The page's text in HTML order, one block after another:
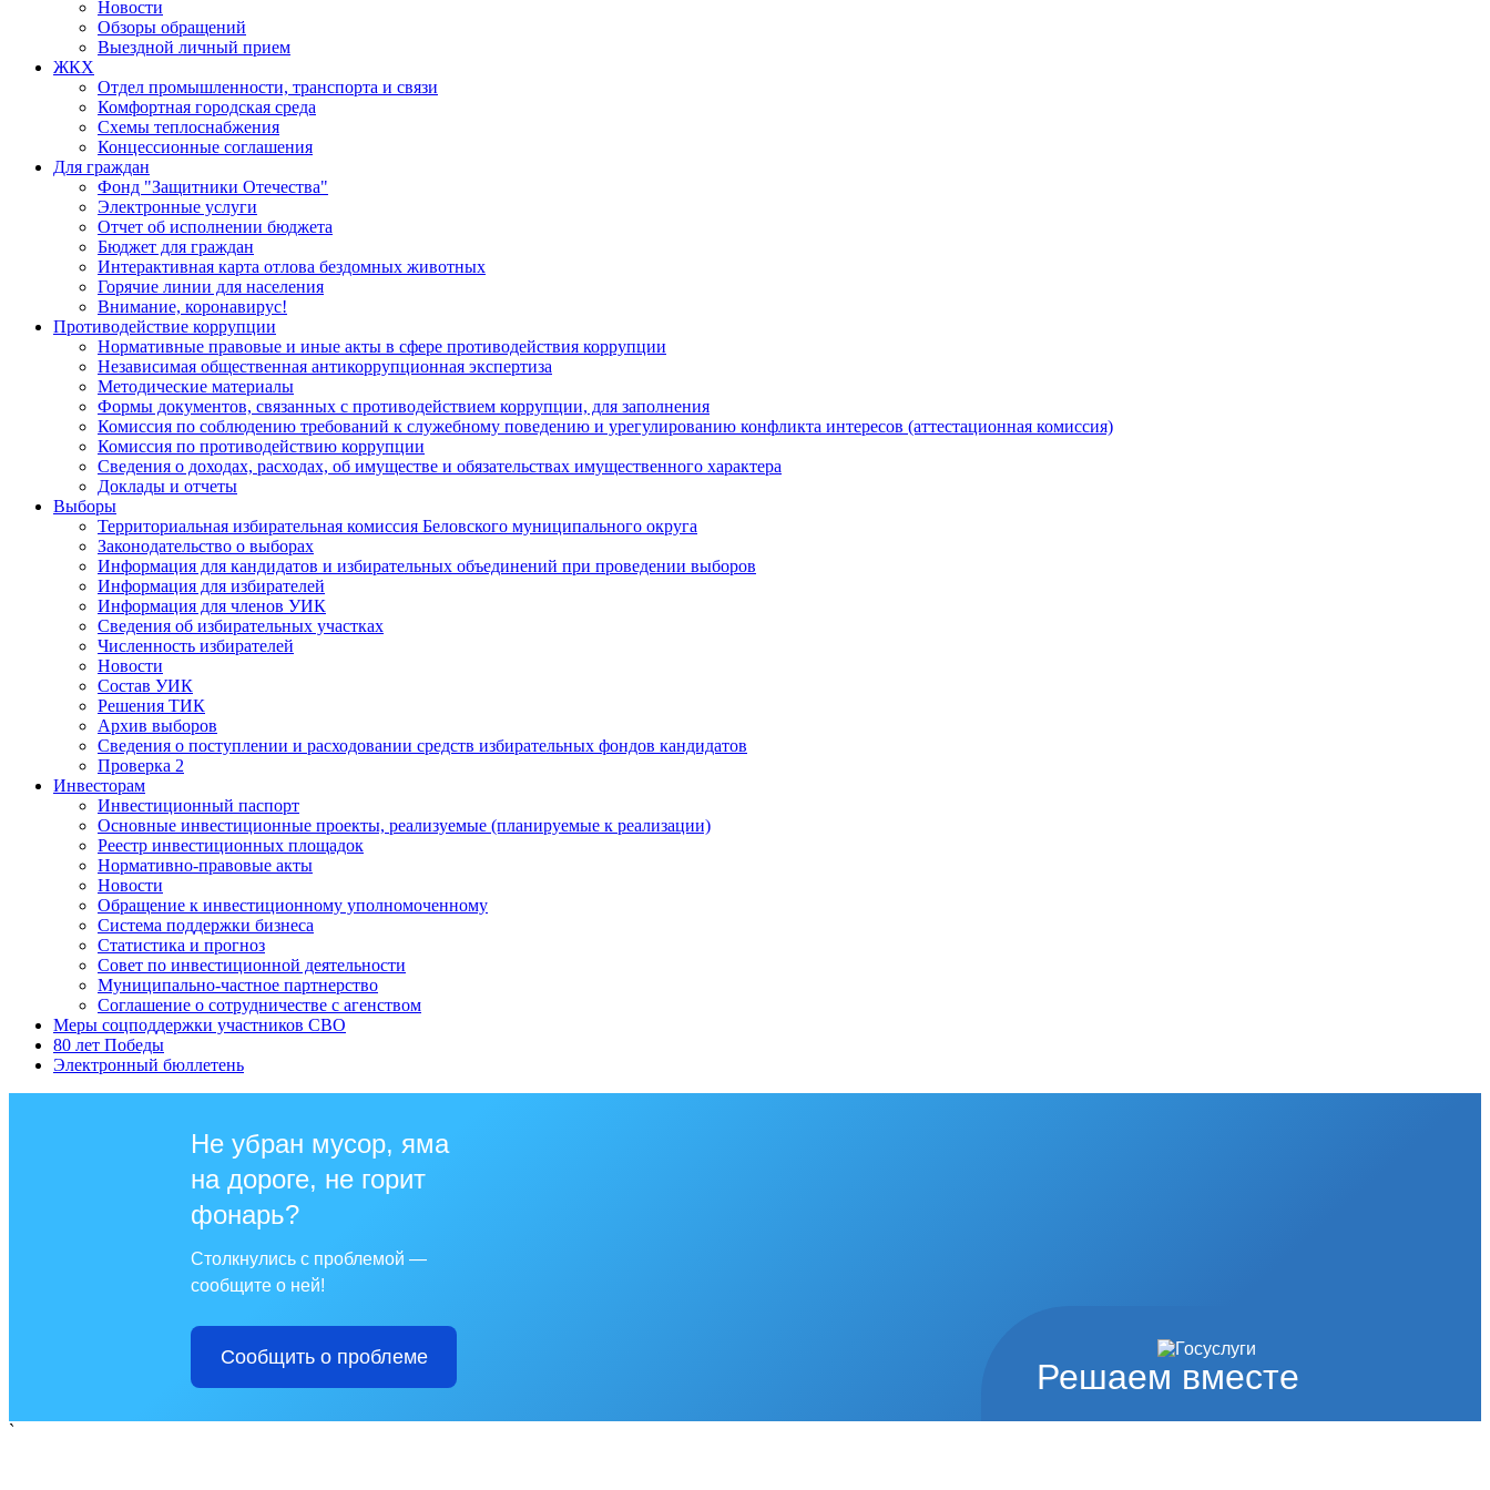
Новости
Обзоры обращений
Выездной личный прием
ЖКХ
Отдел промышленности, транспорта и связи
Комфортная городская среда
Схемы теплоснабжения
Концессионные соглашения
Для граждан
Фонд "Защитники Отечества"
Электронные услуги
Отчет об исполнении бюджета
Бюджет для граждан
Интерактивная карта отлова бездомных животных
Горячие линии для населения
Внимание, коронавирус!
Противодействие коррупции
Нормативные правовые и иные акты в сфере противодействия коррупции
Независимая общественная антикоррупционная экспертиза
Методические материалы
Формы документов, связанных с противодействием коррупции, для заполнения
Комиссия по соблюдению требований к служебному поведению и урегулированию конфликта интересов (аттестационная комиссия)
Комиссия по противодействию коррупции
Сведения о доходах, расходах, об имуществе и обязательствах имущественного характера
Доклады и отчеты
Выборы
Территориальная избирательная комиссия Беловского муниципального округа
Законодательство о выборах
Информация для кандидатов и избирательных объединений при проведении выборов
Информация для избирателей
Информация для членов УИК
Сведения об избирательных участках
Численность избирателей
Новости
Состав УИК
Решения ТИК
Архив выборов
Сведения о поступлении и расходовании средств избирательных фондов кандидатов
Проверка 2
Инвесторам
Инвестиционный паспорт
Основные инвестиционные проекты, реализуемые (планируемые к реализации)
Реестр инвестиционных площадок
Нормативно-правовые акты
Новости
Обращение к инвестиционному уполномоченному
Система поддержки бизнеса
Статистика и прогноз
Совет по инвестиционной деятельности
Муниципально-частное партнерство
Соглашение о сотрудничестве с агенством
Меры соцподдержки участников СВО
80 лет Победы
Электронный бюллетень
Решаем вместе
Не убран мусор, яма
на дороге, не горит
фонарь?
Столкнулись с проблемой —
сообщите о ней!
Сообщить о проблеме
`